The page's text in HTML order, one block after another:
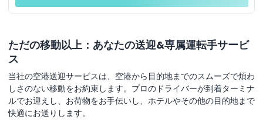
ただの移動以上：あなたの送迎&専属運転手サービ
ス
当社の空港送迎サービスは、空港から目的地までのスムーズで煩わ
しさのない移動をお約束します。プロのドライバーが到着ターミナ
ルでお迎えし、お荷物をお手伝いし、ホテルやその他の目的地まで
快適にお送りします。